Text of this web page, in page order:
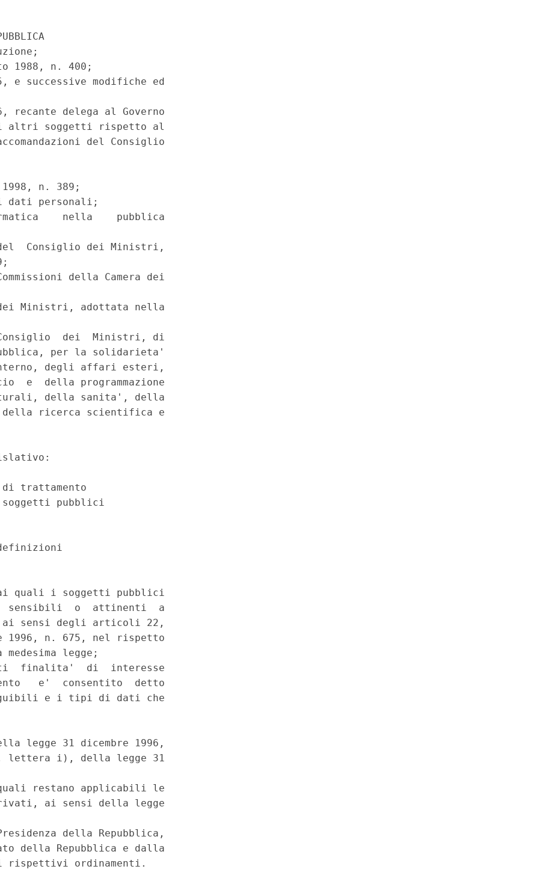
1988, n. 400;
e successive modifiche ed
recante delega al Governo
altri soggetti rispetto al
del Consiglio
n. 389;
dati personali;
nella    pubblica
Consiglio dei Ministri,
della Camera dei
Ministri, adottata nella
dei  Ministri, di
per la solidarieta'
degli affari esteri,
e  della programmazione
della sanita', della
ricerca scientifica e
trattamento
pubblici
quali i soggetti pubblici
sensibili  o  attinenti  a
sensi degli articoli 22,
1996, n. 675, nel rispetto
medesima legge;
finalita'  di  interesse
e'  consentito  detto
e i tipi di dati che
31 dicembre 1996,
lettera i), della legge 31
restano applicabili le
ai sensi della legge
della Repubblica,
della Repubblica e dalla
rispettivi ordinamenti.